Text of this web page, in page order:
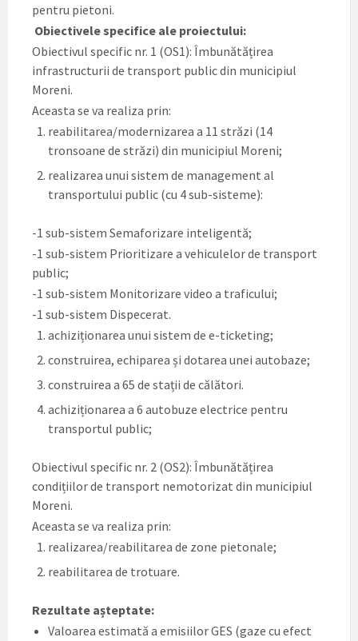
pentru pietoni.
Obiectivele specifice ale proiectului:
Obiectivul specific nr. 1 (OS1): Îmbunătățirea
infrastructurii de transport public din municipiul
Moreni.
Aceasta se va realiza prin:
reabilitarea/modernizarea a 11 străzi (14
tronsoane de străzi) din municipiul Moreni;
realizarea unui sistem de management al
transportului public (cu 4 sub-sisteme):
-1 sub-sistem Semaforizare inteligentă;
-1 sub-sistem Prioritizare a vehiculelor de transport
public;
-1 sub-sistem Monitorizare video a traficului;
-1 sub-sistem Dispecerat.
achiziționarea unui sistem de e-ticketing;
construirea, echiparea și dotarea unei autobaze;
construirea a 65 de stații de călători.
achiziționarea a 6 autobuze electrice pentru
transportul public;
Obiectivul specific nr. 2 (OS2): Îmbunătățirea
condițiilor de transport nemotorizat din municipiul
Moreni.
Aceasta se va realiza prin:
realizarea/reabilitarea de zone pietonale;
reabilitarea de trotuare.
Rezultate așteptate:
Valoarea estimată a emisiilor GES (gaze cu efect